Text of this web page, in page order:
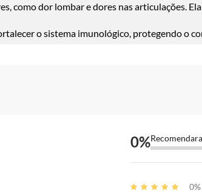
como dor lombar e dores nas articulações.
o sistema imunológico, protegendo o
0%
0%